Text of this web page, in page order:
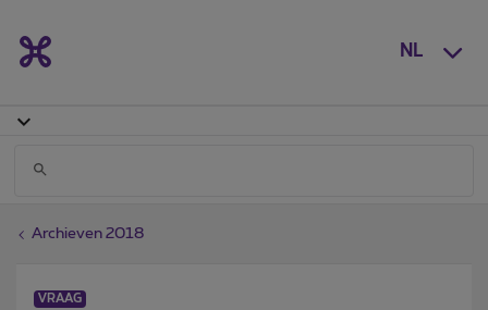
NL
Archieven 2018
VRAAG